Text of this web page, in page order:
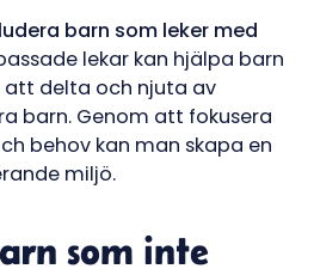
barn som leker med
lekar kan hjälpa barn
delta och njuta av
barn. Genom att fokusera
behov kan man skapa en
miljö.
som inte